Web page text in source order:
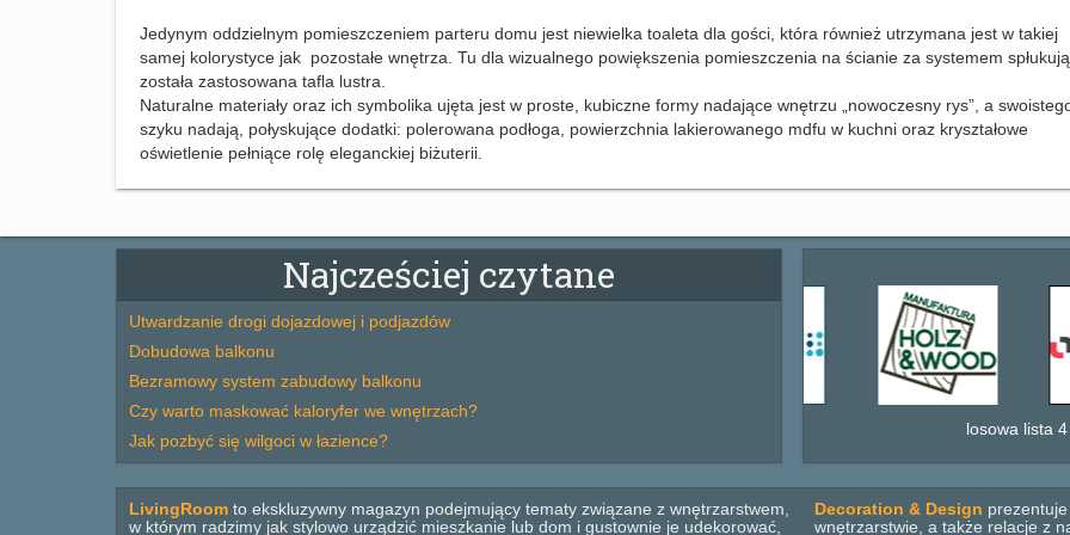
Jedynym oddzielnym pomieszczeniem parteru domu jest niewielka toaleta dla gości, która również utrzymana jest w takiej
samej kolorystyce jak pozostałe wnętrza. Tu dla wizualnego powiększenia pomieszczenia na ścianie za systemem
została zastosowana tafla lustra.
Naturalne materiały oraz ich symbolika ujęta jest w proste, kubiczne formy nadające wnętrzu „nowoczesny rys”, a
szyku nadają, połyskujące dodatki: polerowana podłoga, powierzchnia lakierowanego mdfu w kuchni oraz kryształowe
oświetlenie pełniące rolę eleganckiej biżuterii.
Najcześciej czytane
Utwardzanie drogi dojazdowej i podjazdów
Dobudowa balkonu
Bezramowy system zabudowy balkonu
Czy warto maskować kaloryfer we wnętrzach?
Jak pozbyć się wilgoci w łazience?
losowa lista
LivingRoom to ekskluzywny magazyn podejmujący tematy związane z wnętrzarstwem,
w którym radzimy jak stylowo urządzić mieszkanie lub dom i gustownie je udekorować,
Decoration & Design
wnętrzarstwie, a także relacje z